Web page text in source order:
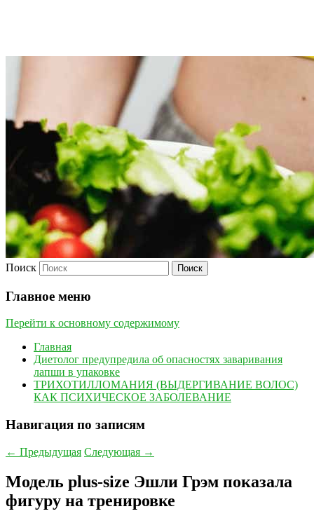
Поиск
Главное меню
Перейти к основному содержимому
Главная
Диетолог предупредила об опасностях заваривания
лапши в упаковке
ТРИХОТИЛЛОМАНИЯ (ВЫДЕРГИВАНИЕ ВОЛОС)
КАК ПСИХИЧЕСКОЕ ЗАБОЛЕВАНИЕ
Навигация по записям
← Предыдущая Следующая →
Модель plus-size Эшли Грэм показала
фигуру на тренировке